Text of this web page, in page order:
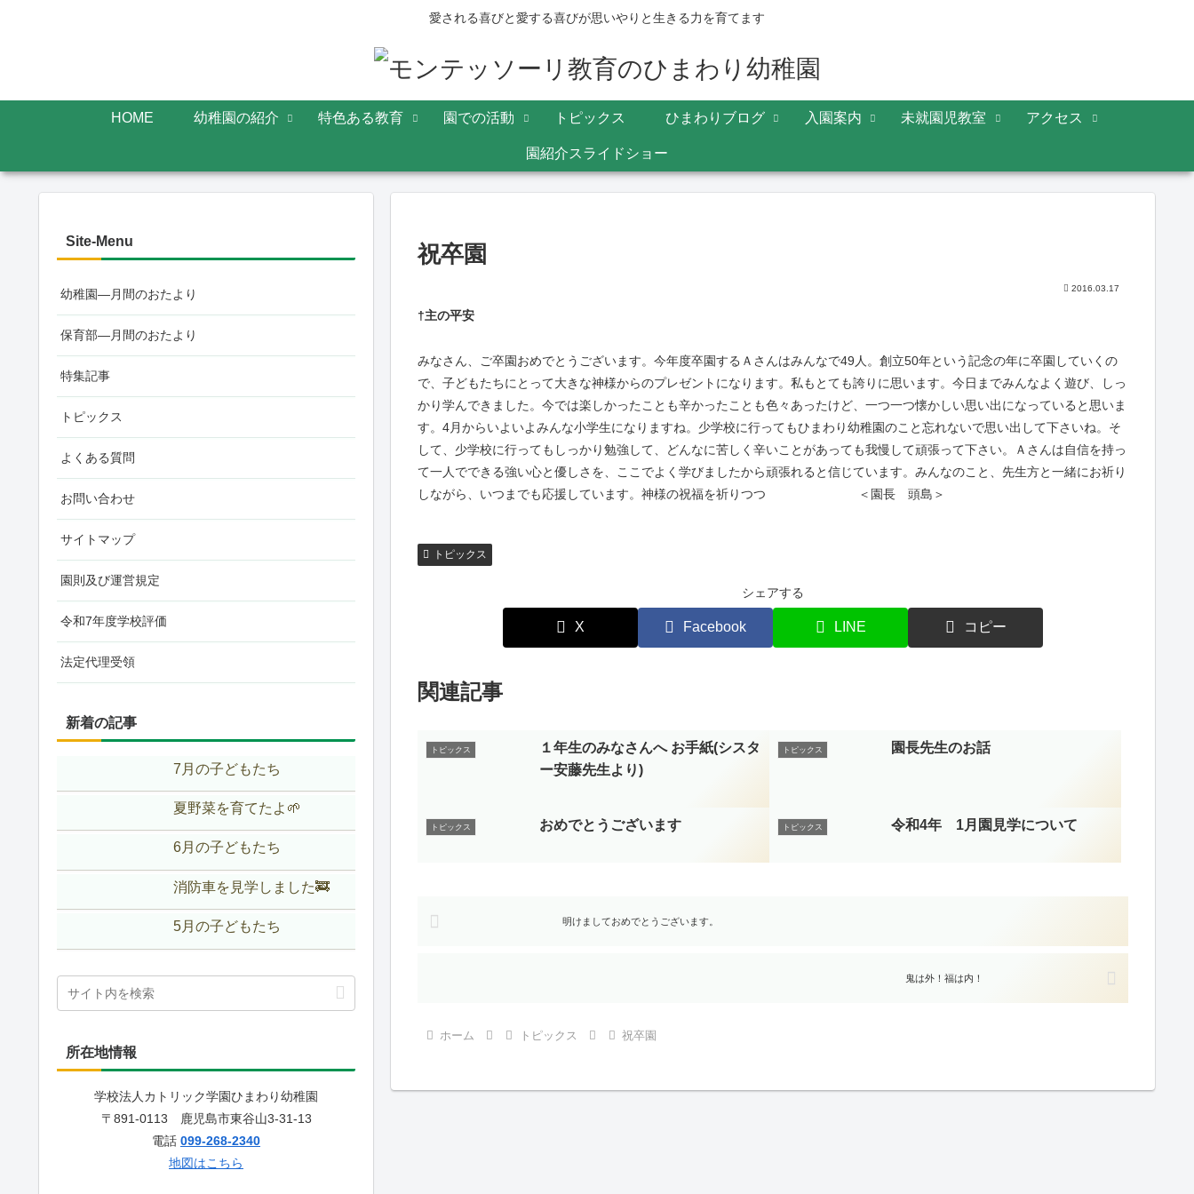
愛される喜びと愛する喜びが思いやりと生きる力を育てます
HOME 幼稚園の紹介 特色ある教育 園での活動 トピックス ひまわりブログ 入園案内 未就園児教室 アクセス
園紹介スライドショー
祝卒園
2016.03.17
†主の平安
みなさん、ご卒園おめでとうございます。今年度卒園するＡさんはみんなで49人。創立50年という記念の年に卒園していくの
で、子どもたちにとって大きな神様からのプレゼントになります。私もとても誇りに思います。今日までみんなよく遊び、しっ
かり学んできました。今では楽しかったことも辛かったことも色々あったけど、一つ一つ懐かしい思い出になっていると思いま
す。4月からいよいよみんな小学生になりますね。少学校に行ってもひまわり幼稚園のこと忘れないで思い出して下さいね。そ
して、少学校に行ってもしっかり勉強して、どんなに苦しく辛いことがあっても我慢して頑張って下さい。Ａさんは自信を持っ
て一人でできる強い心と優しさを、ここでよく学びましたから頑張れると信じています。みんなのこと、先生方と一緒にお祈り
しながら、いつまでも応援しています。神様の祝福を祈りつつ ＜園長 頭島＞
トピックス
シェアする
X Facebook LINE コピー
関連記事
トピックス
１年生のみなさんへ お手紙(シスタ
ー安藤先生より)
トピックス 園長先生のお話
トピックス おめでとうございます トピックス 令和4年 1月園見学について
明けましておめでとうございます。
鬼は外！福は内！
ホーム トピックス 祝卒園
Site-Menu
幼稚園—月間のおたより
保育部—月間のおたより
特集記事
トピックス
よくある質問
お問い合わせ
サイトマップ
園則及び運営規定
令和7年度学校評価
法定代理受領
新着の記事
7月の子どもたち
夏野菜を育てたよ🌱
6月の子どもたち
消防車を見学しました🚒
5月の子どもたち
所在地情報
学校法人カトリック学園ひまわり幼稚園
〒891-0113 鹿児島市東谷山3-31-13
電話 099-268-2340
地図はこちら